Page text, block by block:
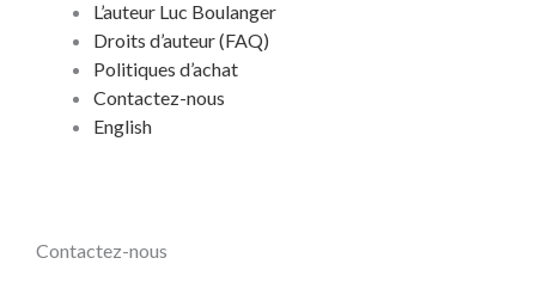
L’auteur Luc Boulanger
Droits d’auteur (FAQ)
Politiques d’achat
Contactez-nous
English
Contactez-nous